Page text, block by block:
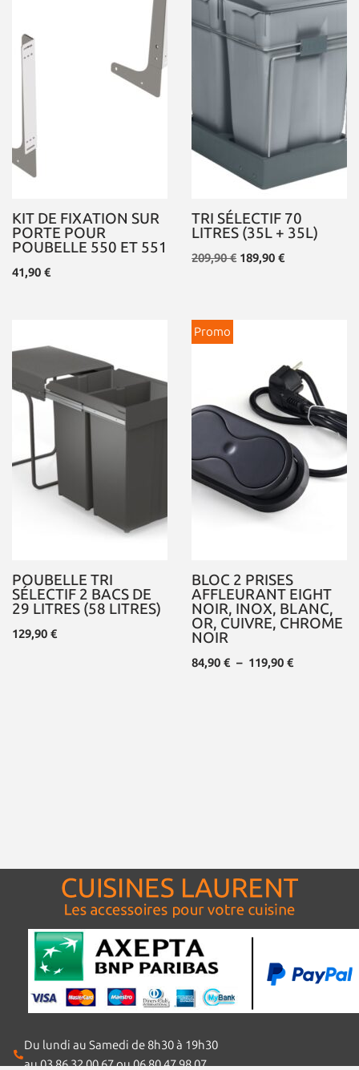
KIT DE FIXATION SUR
PORTE POUR
POUBELLE 550 ET 551
41,90 €
TRI SÉLECTIF 70
LITRES (35L + 35L)
209,90€ 189,90 €
POUBELLE TRI
SÉLECTIF 2 BACS DE
29 LITRES (58 LITRES)
129,90 €
Promo
BLOC 2 PRISES
AFFLEURANT EIGHT
NOIR, INOX, BLANC,
OR, CUIVRE, CHROME
NOIR
84,90 € – 119,90 €
Du lundi au Samedi de 8h30 à 19h30
au 03 86 32 00 67 ou 06 80 47 98 07